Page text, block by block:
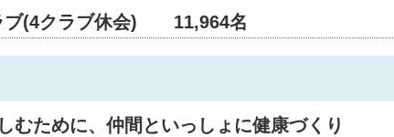
(4クラブ休会) 11,964名
むために、仲間といっしょに健康づくり